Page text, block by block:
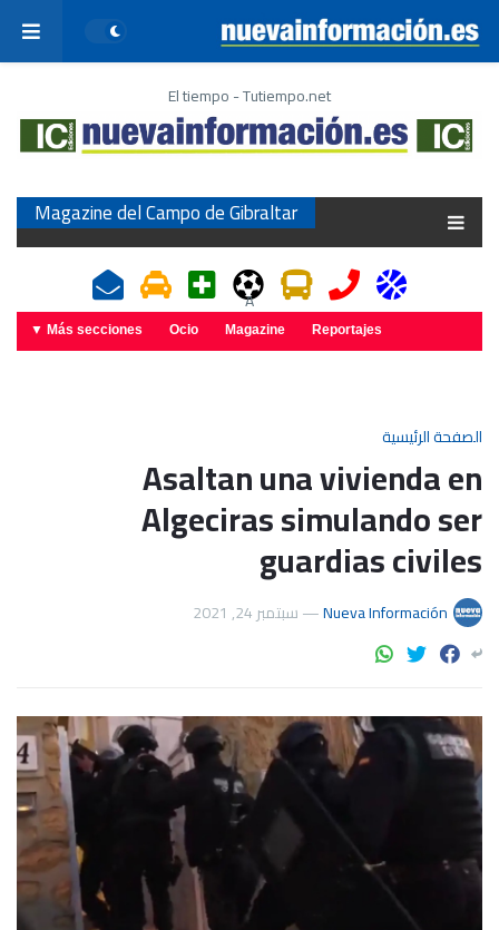
El tiempo - Tutiempo.net
Magazine del Campo de Gibraltar
A
Más secciones ▼ Ocio Magazine Reportajes
الصفحة الرئيسية
Asaltan una vivienda en
Algeciras simulando ser
guardias civiles
Nueva Información
—سبتمبر 24, 2021